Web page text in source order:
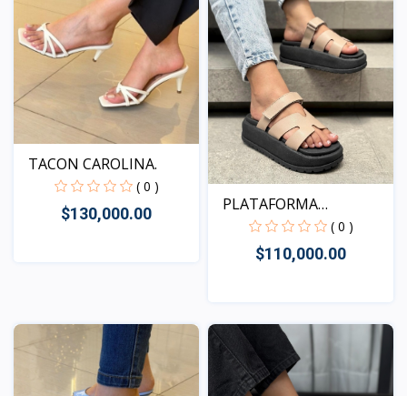
TACON CAROLINA.
( 0 )
$130,000.00
PLATAFORMA
KENTUCKY BEI...( 0 )
$110,000.00
Vista